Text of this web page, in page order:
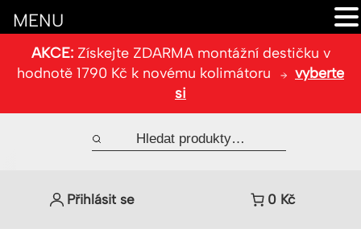
AKCE:Získejte ZDARMA montážní destičku v
hodnotě 1790 Kč k novému kolimátoru
vyberte
si
Přihlásit se 0 Kč
MENU